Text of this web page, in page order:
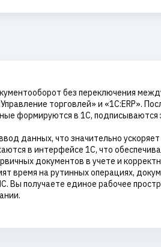
без переключения
торговлей» и «1С:ERP».
формируются в 1С,
данных, что значительно
в интерфейсе 1С, что
документов в учете и
время на рутинных операциях,
получаете единое рабочее